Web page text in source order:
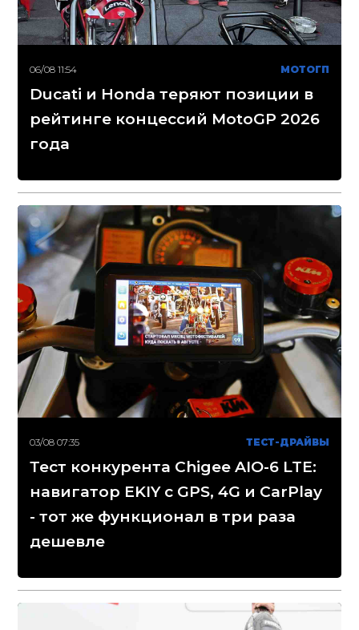
06/08 11:54 МОТОГП
Ducati и Honda теряют позиции в
рейтинге концессий MotoGP 2026
года
03/08 07:35 ТЕСТ-ДРАЙВЫ
Тест конкурента Chigee AIO-6 LTE:
навигатор EKIY с GPS, 4G и CarPlay
- тот же функционал в три раза
дешевле